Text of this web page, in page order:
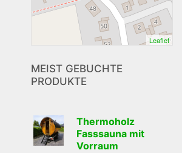
Leaflet
MEIST GEBUCHTE
PRODUKTE
Thermoholz
Fasssauna mit
Vorraum